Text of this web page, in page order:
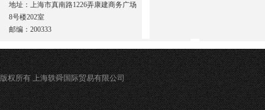
地址：上海市真南路1226弄康建商务广场
8号楼202室
邮编：200333
版权所有 上海轶舜国际贸易有限公司